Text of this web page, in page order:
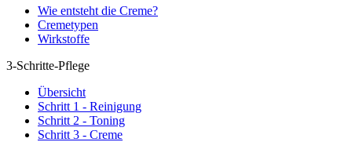
Wie entsteht die Creme?
Cremetypen
Wirkstoffe
3-Schritte-Pflege
Übersicht
Schritt 1 - Reinigung
Schritt 2 - Toning
Schritt 3 - Creme